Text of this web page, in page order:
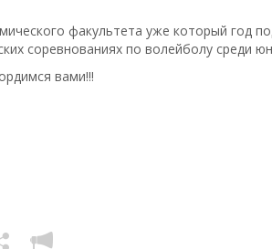
факультета уже который год
соревнованиях по волейболу среди
вами!!!